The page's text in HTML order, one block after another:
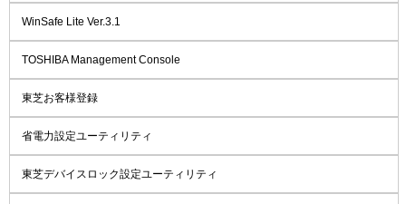
WinSafe Lite Ver.3.1
TOSHIBA Management Console
東芝お客様登録
省電力設定ユーティリティ
東芝デバイスロック設定ユーティリティ